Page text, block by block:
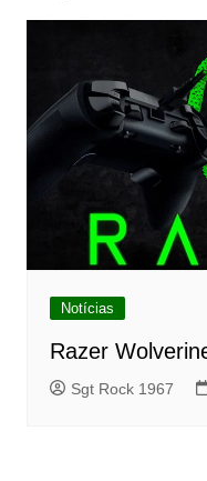
Notícias
Razer
Sgt Rock 1967